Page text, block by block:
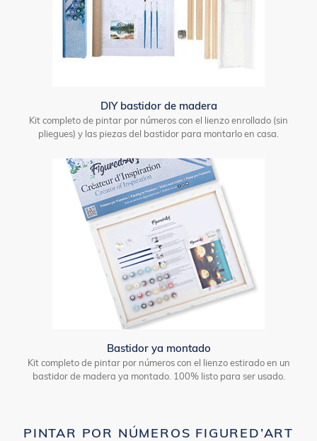
DIY bastidor de madera
Kit completo de pintar por números con el lienzo enrollado (sin
pliegues) y las piezas del bastidor para montarlo en casa.
Bastidor ya montado
Kit completo de pintar por números con el lienzo estirado en un
bastidor de madera ya montado. 100% listo para ser usado.
PINTAR POR NÚMEROS FIGURED’ART